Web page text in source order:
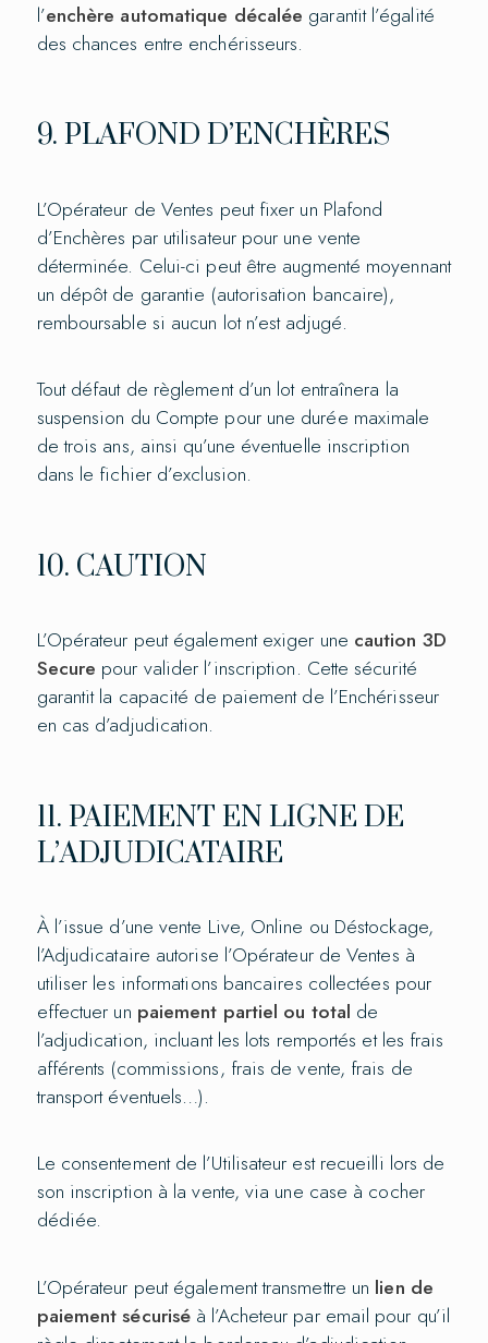
l’enchère automatique décalée garantit l’égalité
des chances entre enchérisseurs.
9. PLAFOND D’ENCHÈRES
L’Opérateur de Ventes peut fixer un Plafond
d’Enchères par utilisateur pour une vente
déterminée. Celui-ci peut être augmenté moyennant
un dépôt de garantie (autorisation bancaire),
remboursable si aucun lot n’est adjugé.
Tout défaut de règlement d’un lot entraînera la
suspension du Compte pour une durée maximale
de trois ans, ainsi qu’une éventuelle inscription
dans le fichier d’exclusion.
10. CAUTION
L’Opérateur peut également exiger une caution 3D
Secure pour valider l’inscription. Cette sécurité
garantit la capacité de paiement de l’Enchérisseur
en cas d’adjudication.
11. PAIEMENT EN LIGNE DE
L’ADJUDICATAIRE
À l’issue d’une vente Live, Online ou Déstockage,
l’Adjudicataire autorise l’Opérateur de Ventes à
utiliser les informations bancaires collectées pour
effectuer un paiement partiel ou total de
l’adjudication, incluant les lots remportés et les frais
afférents (commissions, frais de vente, frais de
transport éventuels…).
Le consentement de l’Utilisateur est recueilli lors de
son inscription à la vente, via une case à cocher
dédiée.
L’Opérateur peut également transmettre un lien de
paiement sécurisé à l’Acheteur par email pour qu’il